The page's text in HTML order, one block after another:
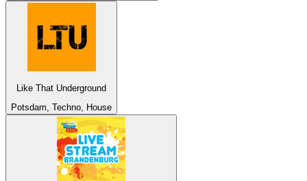
Like That Underground
Potsdam, Techno, House